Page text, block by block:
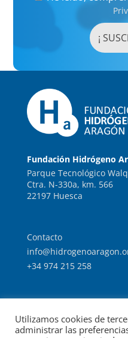
Fundación Hidrógeno
Parque Tecnológico
Ctra. N-330a, km. 566
22197 Huesca
Contacto
+34 974 215 258
Intranet
Utilizamos cookies de
administrar las